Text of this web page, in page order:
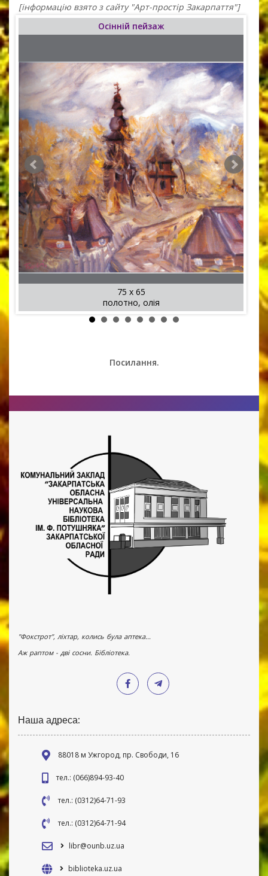
[інформацію взято з сайту "Арт-простір Закарпаття"]
Осінній пейзаж
75 x 65
полотно, олія
Посилання.
"Фокстрот", ліхтар, колись була аптека...
Аж раптом - дві сосни. Бібліотека.
Наша адреса:
88018 м Ужгород, пр. Свободи, 16
тел.: (066)894-93-40
тел.: (0312)64-71-93
тел.: (0312)64-71-94
libr@ounb.uz.ua
biblioteka.uz.ua